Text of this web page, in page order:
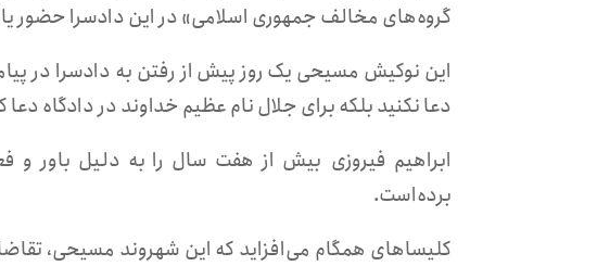
گروه‌های مخالف جمهوری اسلامی» در این دادسرا حضور
این نوکیش مسیحی یک روز پیش از رفتن به دادسرا در
دعا نکنید بلکه برای جلال نام عظیم خداوند در دادگاه دعا
ابراهیم فیروزی بیش از هفت سال را به دلیل باور و
برده‌است.
کلیساهای همگام می‌افزاید که این شهروند مسیحی،